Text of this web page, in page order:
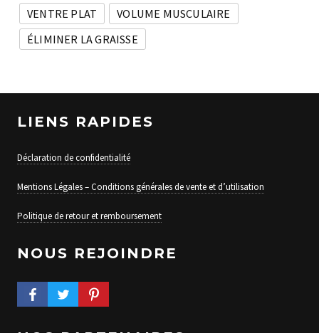
VENTRE PLAT
VOLUME MUSCULAIRE
ÉLIMINER LA GRAISSE
LIENS RAPIDES
Déclaration de confidentialité
Mentions Légales – Conditions générales de vente et d’utilisation
Politique de retour et remboursement
NOUS REJOINDRE
FACEBOOK PROFILE
TWITTER PROFILEPINTEREST PROFILE